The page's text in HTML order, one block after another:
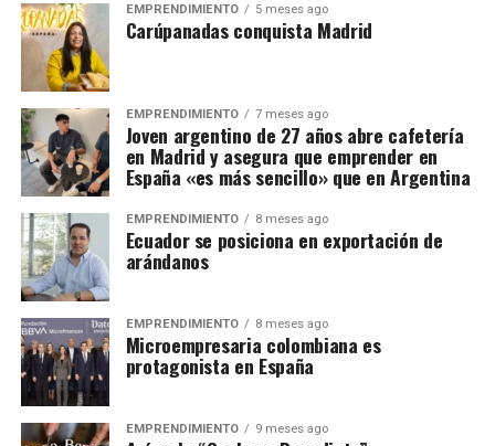
EMPRENDIMIENTO 5 meses ago
Carúpanadas conquista Madrid
EMPRENDIMIENTO 7 meses ago
Joven argentino de 27 años abre cafetería
en Madrid y asegura que emprender en
España «es más sencillo» que en Argentina
EMPRENDIMIENTO 8 meses ago
Ecuador se posiciona en exportación de
arándanos
EMPRENDIMIENTO 8 meses ago
Microempresaria colombiana es
protagonista en España
EMPRENDIMIENTO 9 meses ago